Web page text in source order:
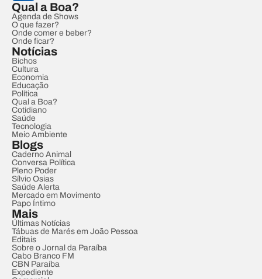
Qual a Boa?
Agenda de Shows
O que fazer?
Onde comer e beber?
Onde ficar?
Notícias
Bichos
Cultura
Economia
Educação
Política
Qual a Boa?
Cotidiano
Saúde
Tecnologia
Meio Ambiente
Blogs
Caderno Animal
Conversa Política
Pleno Poder
Sílvio Osias
Saúde Alerta
Mercado em Movimento
Papo Íntimo
Mais
Últimas Notícias
Tábuas de Marés em João Pessoa
Editais
Sobre o Jornal da Paraíba
Cabo Branco FM
CBN Paraíba
Expediente